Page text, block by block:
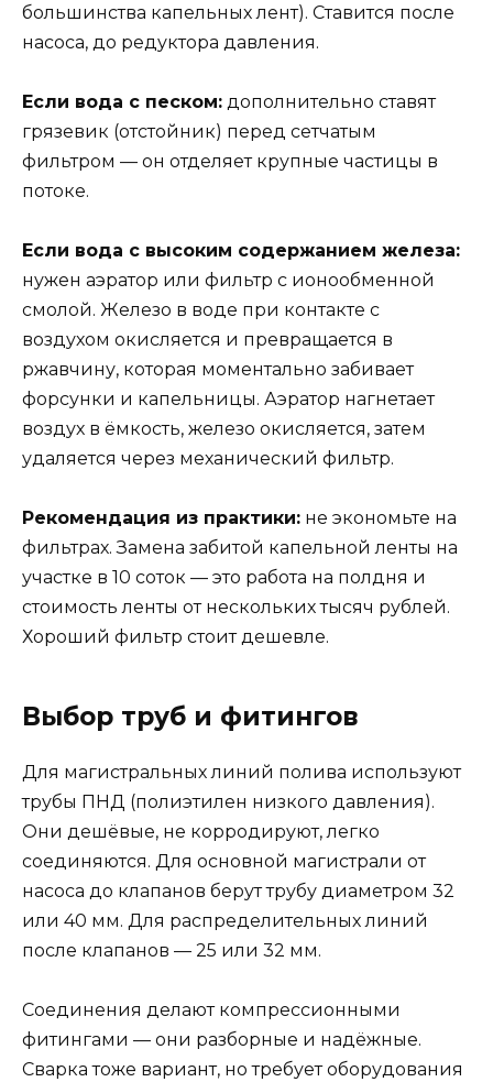
большинства капельных лент). Ставится после
насоса, до редуктора давления.
Если вода с песком: дополнительно ставят
грязевик (отстойник) перед сетчатым
фильтром — он отделяет крупные частицы в
потоке.
Если вода с высоким содержанием железа:
нужен аэратор или фильтр с ионообменной
смолой. Железо в воде при контакте с
воздухом окисляется и превращается в
ржавчину, которая моментально забивает
форсунки и капельницы. Аэратор нагнетает
воздух в ёмкость, железо окисляется, затем
удаляется через механический фильтр.
Рекомендация из практики: не экономьте на
фильтрах. Замена забитой капельной ленты на
участке в 10 соток — это работа на полдня и
стоимость ленты от нескольких тысяч рублей.
Хороший фильтр стоит дешевле.
Выбор труб и фитингов
Для магистральных линий полива используют
трубы ПНД (полиэтилен низкого давления).
Они дешёвые, не корродируют, легко
соединяются. Для основной магистрали от
насоса до клапанов берут трубу диаметром 32
или 40 мм. Для распределительных линий
после клапанов — 25 или 32 мм.
Соединения делают компрессионными
фитингами — они разборные и надёжные.
Сварка тоже вариант, но требует оборудования